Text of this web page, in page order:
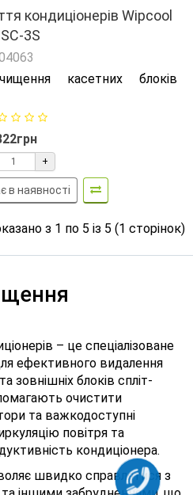
кондиціонерів Wipcool
3S
касетних блоків
+
в наявності
з 1 по 5 із 5 (1 сторінок)
– це спеціалізоване
ефективного видалення
зовнішніх блоків спліт-
очистити
та важкодоступні
повітря та
кондиціонера.
швидко справлятися з